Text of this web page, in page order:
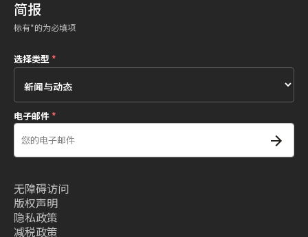
简报
标有*的为必填项
选择类型*
电子邮件*
无障碍访问
版权声明
隐私政策
减税政策